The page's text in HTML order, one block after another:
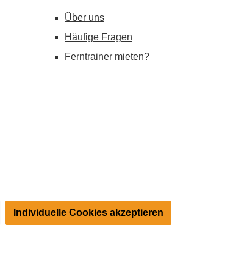
Über uns
Häufige Fragen
Ferntrainer mieten?
Streichpreise = UVP-Preise. Abbildungen ähnlich.
Sie sich vor der Nutzung über die Zulässigkeit in
Individuelle Cookies akzeptieren